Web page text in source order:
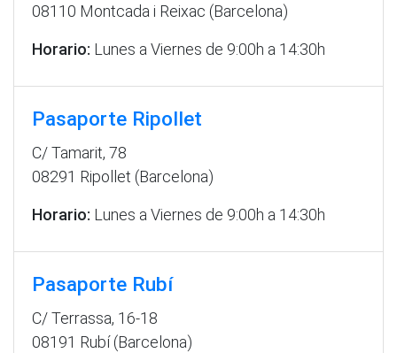
08110 Montcada i Reixac (Barcelona)
Horario: Lunes a Viernes de 9:00h a 14:30h
Pasaporte Ripollet
C/ Tamarit, 78
08291 Ripollet (Barcelona)
Horario: Lunes a Viernes de 9:00h a 14:30h
Pasaporte Rubí
C/ Terrassa, 16-18
08191 Rubí (Barcelona)